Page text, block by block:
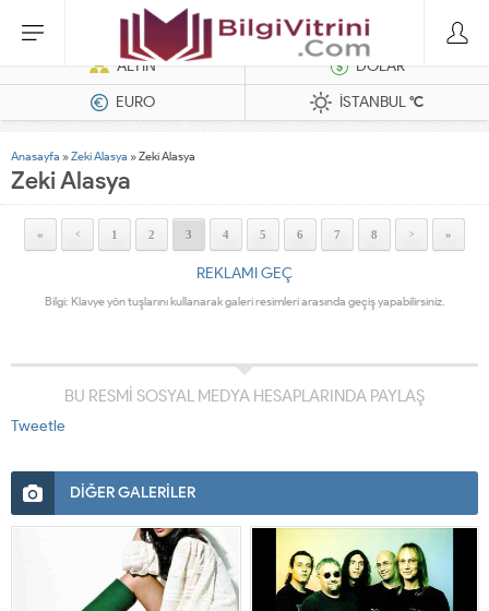
Hatasız Operasyonlar İçin Barkod Yazıcı ve Otomasyon Sistemleri
ALTIN
DOLAR
EURO
İSTANBUL°C
Anasayfa »Zeki Alasya »Zeki Alasya
Zeki Alasya
« < 1 2 3 4 5 6 7 8 > »
REKLAMI GEÇ
Bilgi: Klavye yön tuşlarını kullanarak galeri resimleri arasında geçiş yapabilirsiniz.
BU RESMİ SOSYAL MEDYA HESAPLARINDA PAYLAŞ
Tweetle
DİĞER GALERİLER